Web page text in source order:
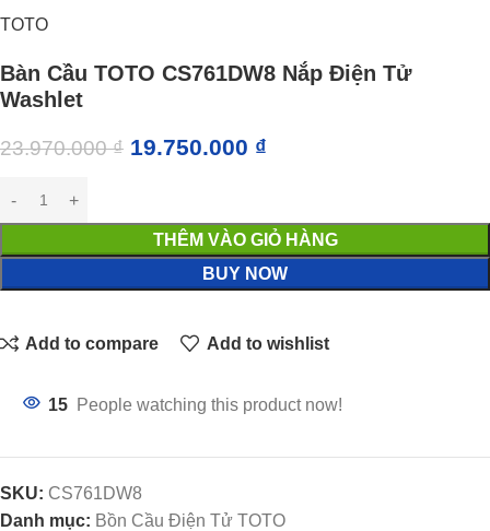
TOTO
Bàn Cầu TOTO CS761DW8 Nắp Điện Tử
Washlet
23.970.000₫ 19.750.000 ₫
THÊM VÀO GIỎ HÀNG
BUY NOW
Add to compare Add to wishlist
15 People watching this product now!
SKU: CS761DW8
Danh mục: Bồn Cầu Điện Tử TOTO